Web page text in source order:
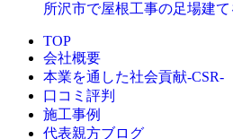
所沢市で屋根工事の足場建
TOP
会社概要
本業を通した社会貢献-CSR-
口コミ評判
施工事例
代表親方ブログ